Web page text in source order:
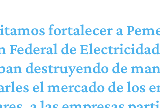
fortalecer a
Federal de
destruyendo de
el mercado de los